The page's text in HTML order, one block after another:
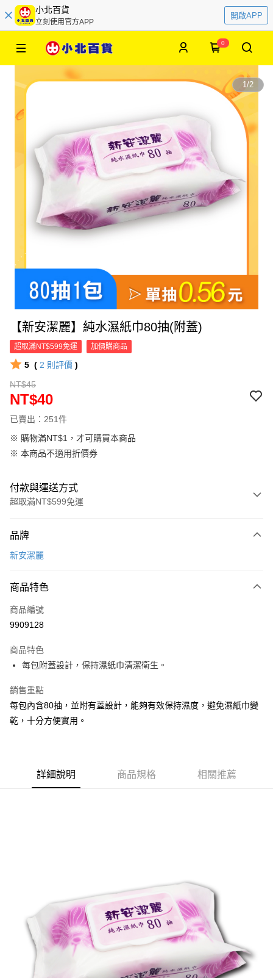
小北百貨
立刻使用官方APP
開啟APP
0
1/2
【新安潔麗】純水濕紙巾80抽(附蓋)
超取滿NT$599免運 加價購商品
5 ( 2 則評價 )
NT$45
NT$40
已賣出：251件
※ 購物滿NT$1，才可購買本商品
※ 本商品不適用折價券
付款與運送方式
超取滿NT$599免運
信用卡一次付款
LINE Pay
Apple Pay
悠遊付
AFTEE先享後付
相關說明
２．便利：只要手機號碼，簡訊認證，即可結帳。
購買商品的店家。未經商家同意取消之訂單仍視為有效，需透過AFTEE先享
※ 交易是否成功請以「AFTEE先享後付 」之結帳頁面顯示為準，若有關於
是否繳費成功／繳費後需取消欲退款等相關疑問，請聯繫「AFTEE先享後付
客戶支援中心」https://netprotections.freshdesk.com/support/home
【注意事項】
１．透過由恩沛科技股份有限公司提供之「AFTEE先享後付」服務完成之交
易，需依本服務之必要範圍內提供個人資料，並將交易相關給付款項請求債
運送方式
全家取貨付款
每筆NT$120，滿NT$899(含以上)免運費
品牌
新安潔麗
商品特色
商品編號
9909128
商品特色
每包附蓋設計，保持濕紙巾清潔衛生。
銷售重點
每包內含80抽，並附有蓋設計，能夠有效保持濕度，避免濕紙巾變
乾，十分方便實用。
詳細說明 商品規格 相關推薦